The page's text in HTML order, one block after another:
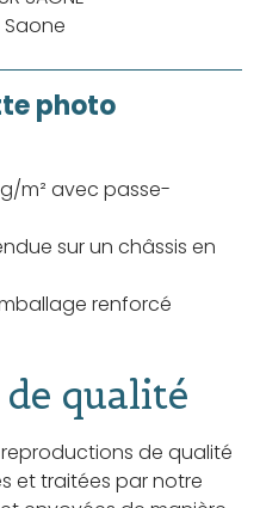
photo
m² avec passe-
sur un châssis en
renforcé
qualité
de qualité
et traitées par notre